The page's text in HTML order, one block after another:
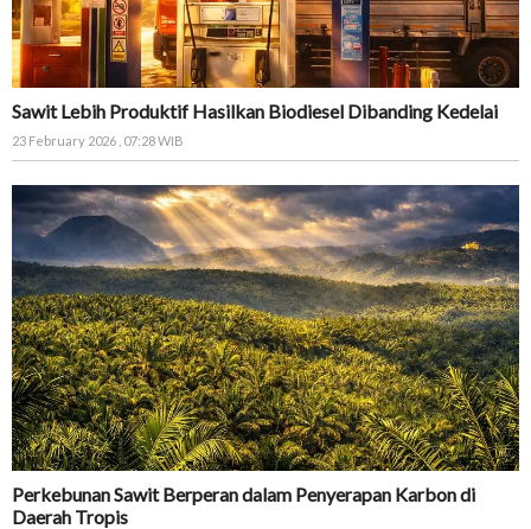
Sawit Lebih Produktif Hasilkan Biodiesel Dibanding Kedelai
23 February 2026 , 07:28 WIB
Perkebunan Sawit Berperan dalam Penyerapan Karbon di
Daerah Tropis